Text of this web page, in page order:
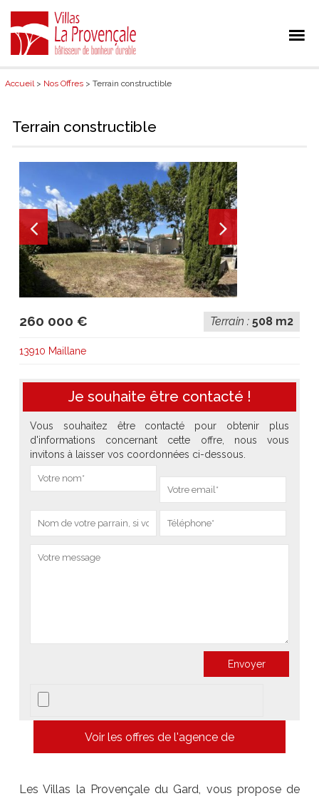
Accueil> Nos Offres > Terrain constructible
Terrain constructible
260 000 € Terrain : 508 m2
13910 Maillane
Je souhaite être contacté !
Vous souhaitez être contacté pour obtenir plus
d'informations concernant cette offre, nous vous
invitons à laisser vos coordonnées ci-dessous.
Voir les offres de l'agence de
Les Villas la Provençale du Gard, vous propose de